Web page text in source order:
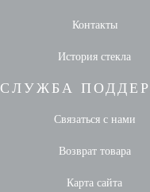
Контакты
История стекла
СЛУЖБА
Связаться с нами
Возврат товара
Карта сайта